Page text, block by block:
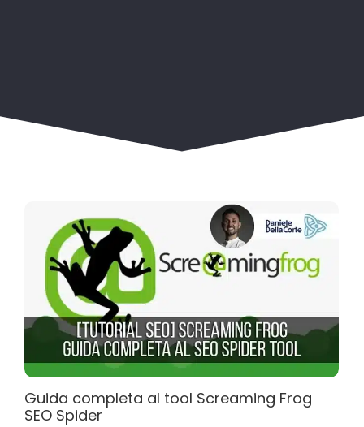
Guida completa al tool Screaming Frog
SEO Spider